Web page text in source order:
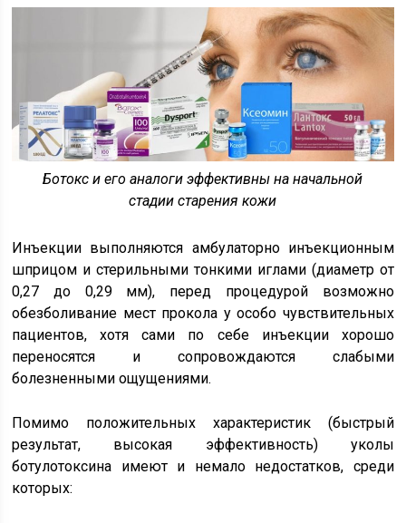
Ботокс и его аналоги эффективны на начальной
стадии старения кожи
Инъекции выполняются амбулаторно инъекционным
шприцом и стерильными тонкими иглами (диаметр от
0,27 до 0,29 мм), перед процедурой возможно
обезболивание мест прокола у особо чувствительных
пациентов, хотя сами по себе инъекции хорошо
переносятся и сопровождаются слабыми
болезненными ощущениями.
Помимо положительных характеристик (быстрый
результат, высокая эффективность) уколы
ботулотоксина имеют и немало недостатков, среди
которых: